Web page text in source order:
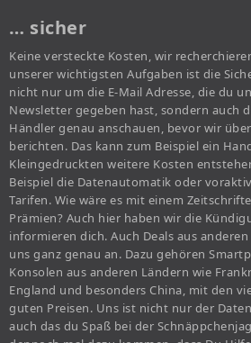
… sicher
Keine versteckte Kosten, wir
unserer wichtigsten Aufgaben ist die
nicht nur um die E-Mail Adresse, die du
Newsletter gegeben hast, sondern auch
Händler genau anschauen, bevor wir
berichten. Das kann zum Beispiel ein
Kleingedruckten weitere Kosten
Beispiel die Datenautomatik oder
Tarifen. Wie wäre es mit einem
Prämien? Auch hier haben wir die
informieren dich. Auch Deals aus
uns ganz genau an. Dazu gehören
Konsolen aus anderen Ländern wie
England und besonders China, mit den
guten Preisen. Uns ist nicht nur der
auch das du Spaß bei der